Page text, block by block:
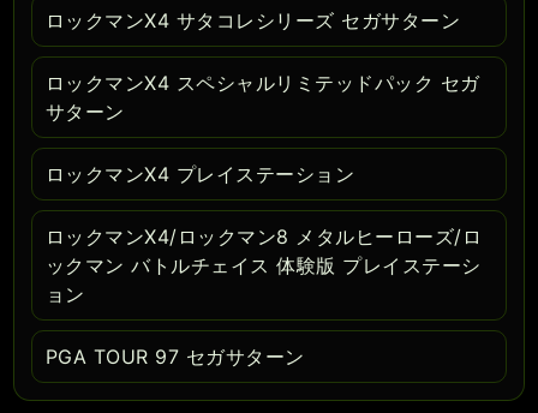
ロックマンX4 サタコレシリーズ セガサターン
ロックマンX4 スペシャルリミテッドパック セガ
サターン
ロックマンX4 プレイステーション
ロックマンX4/ロックマン8 メタルヒーローズ/ロ
ックマン バトルチェイス 体験版 プレイステーシ
ョン
PGA TOUR 97 セガサターン